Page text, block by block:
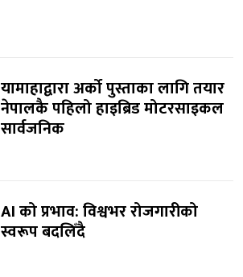
यामाहाद्वारा अर्को पुस्ताका लागि तयार
नेपालकै पहिलो हाइब्रिड मोटरसाइकल
सार्वजनिक
AI को प्रभाव: विश्वभर रोजगारीको
स्वरूप बदलिँदै